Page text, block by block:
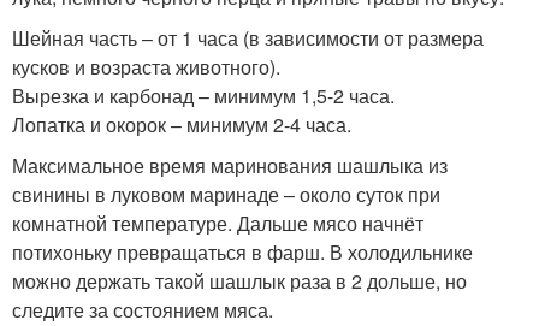
Шейная часть – от 1 часа (в зависимости от размера
кусков и возраста животного).
Вырезка и карбонад – минимум 1,5-2 часа.
Лопатка и окорок – минимум 2-4 часа.
Максимальное время маринования шашлыка из
свинины в луковом маринаде – около суток при
комнатной температуре. Дальше мясо начнёт
потихоньку превращаться в фарш. В холодильнике
можно держать такой шашлык раза в 2 дольше, но
следите за состоянием мяса.